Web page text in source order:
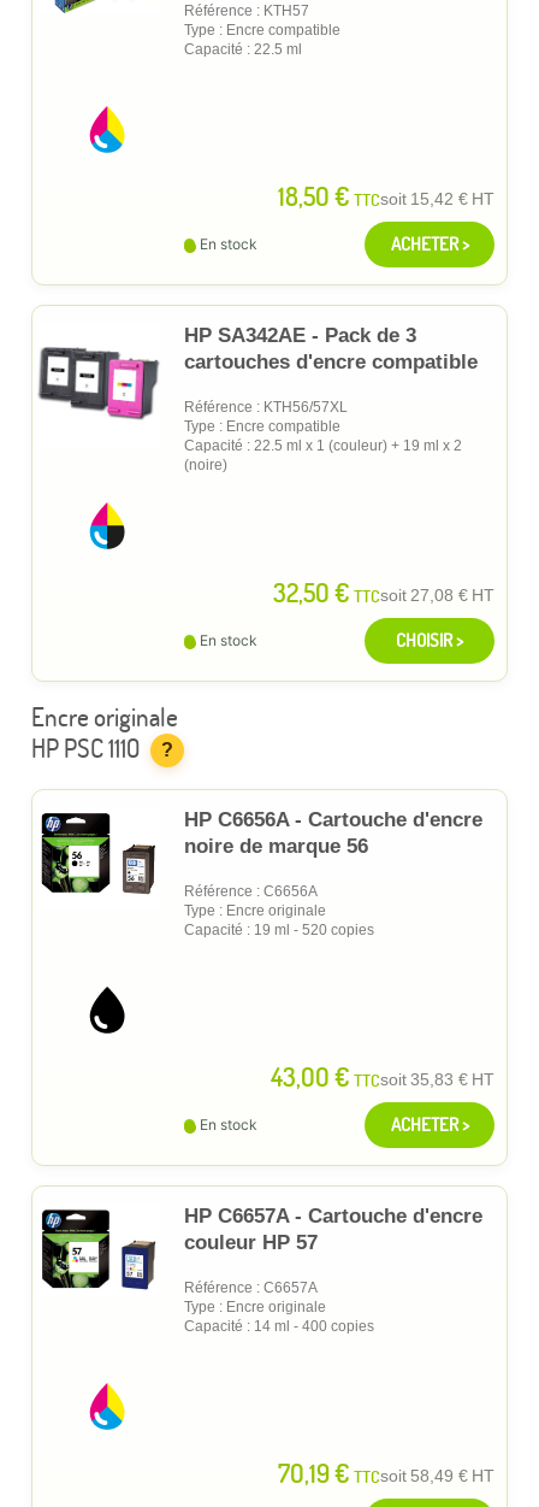
Référence : KTH57
Type : Encre compatible
Capacité : 22.5 ml
18,50 € TTCsoit 15,42 € HT
En stock ACHETER >
HP SA342AE - Pack de 3
cartouches d'encre compatible
Référence : KTH56/57XL
Type : Encre compatible
Capacité : 22.5 ml x 1 (couleur) + 19 ml x 2
(noire)
32,50 € TTCsoit27,08 € HT
En stock CHOISIR >
Encre originale
HP PSC 1110
?
HP C6656A - Cartouche d'encre
noire de marque 56
Référence : C6656A
Type : Encre originale
Capacité : 19 ml - 520 copies
43,00 € TTCsoit35,83 € HT
En stock ACHETER >
HP C6657A - Cartouche d'encre
couleur HP 57
Référence : C6657A
Type : Encre originale
Capacité : 14 ml - 400 copies
70,19 € TTCsoit 58,49 € HT